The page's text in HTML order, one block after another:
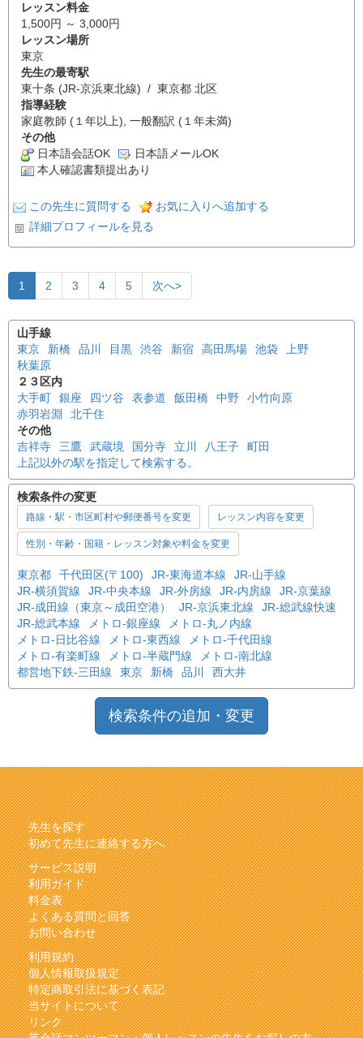
レッスン料金
1,500円 ～ 3,000円
レッスン場所
東京
先生の最寄駅
東十条 (JR-京浜東北線) / 東京都 北区
指導経験
家庭教師 (１年以上), 一般翻訳 (１年未満)
その他
日本語会話OK
日本語メールOK
本人確認書類提出あり
この先生に質問する
お気に入りへ追加する
詳細プロフィールを見る
1 2 3 4 5 次へ>
山手線
東京
新橋 品川 目黒 渋谷 新宿 高田馬場 池袋
上野
秋葉原
２３区内
大手町
銀座 四ツ谷 表参道 飯田橋 中野
小竹向原
赤羽岩淵
北千住
その他
吉祥寺
三鷹 武蔵境 国分寺 立川 八王子
町田
上記以外の駅を指定して検索する。
検索条件の変更
路線・駅・市区町村や郵便番号を変更 レッスン内容を変更
性別・年齢・国籍・レッスン対象や料金を変更
東京都 千代田区(〒100) JR-東海道本線
JR-山手線
JR-横須賀線
JR-中央本線 JR-外房線 JR-内房線
JR-京葉線
JR-成田線（東京～成田空港）
JR-京浜東北線
JR-総武線快速
JR-総武本線
メトロ-銀座線
メトロ-丸ノ内線
メトロ-日比谷線
メトロ-東西線
メトロ-千代田線
メトロ-有楽町線
メトロ-半蔵門線
メトロ-南北線
都営地下鉄-三田線
東京 新橋 品川 西大井
検索条件の追加・変更
先生を探す
初めて先生に連絡する方へ
サービス説明
利用ガイド
料金表
よくある質問と回答
お問い合わせ
利用規約
個人情報取扱規定
特定商取引法に基づく表記
当サイトについて
リンク